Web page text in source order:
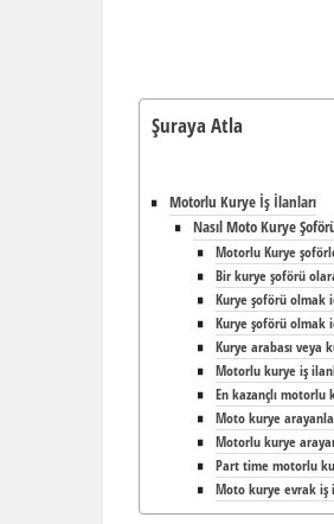
Şuraya Atla
Motorlu Kurye İş İlanları
Nasıl Moto Kurye
Motorlu Kurye
Bir kurye şoförü
Kurye şoförü olmak
Kurye şoförü olmak
Kurye arabası veya
Motorlu kurye iş
En kazançlı
Moto kurye
Motorlu kurye
Part time motorlu
Moto kurye evrak iş